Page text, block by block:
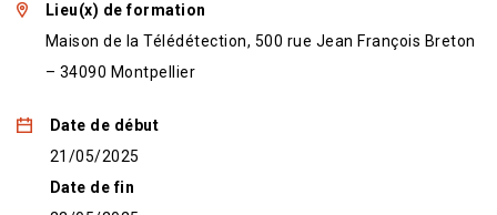
Lieu(x) de formation
Maison de la Télédétection, 500 rue Jean François Breton
– 34090 Montpellier
Date de début
21/05/2025
Date de fin